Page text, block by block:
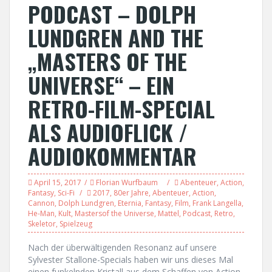
PODCAST – DOLPH
LUNDGREN AND THE
„MASTERS OF THE
UNIVERSE“ – EIN
RETRO-FILM-SPECIAL
ALS AUDIOFLICK /
AUDIOKOMMENTAR
April 15, 2017 Florian Wurfbaum Abenteuer, Action,
Fantasy, Sci-Fi 2017, 80er Jahre, Abenteuer, Action,
Cannon, Dolph Lundgren, Eternia, Fantasy, Film, Frank Langella,
He-Man, Kult, Mastersof the Universe, Mattel, Podcast, Retro,
Skeletor, Spielzeug
Nach der überwältigenden Resonanz auf unsere
Sylvester Stallone-Specials haben wir uns dieses Mal